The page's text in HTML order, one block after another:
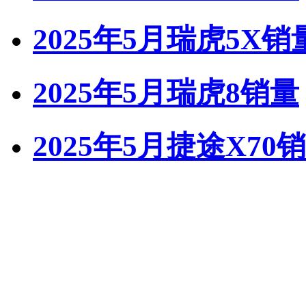
2025年5月瑞虎5X销
2025年5月瑞虎8销量
2025年5月捷途X70